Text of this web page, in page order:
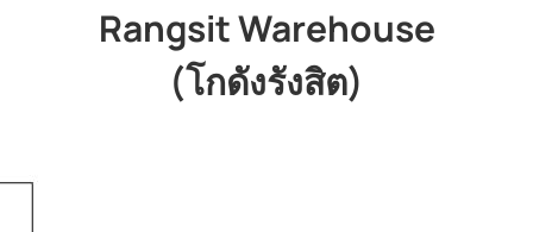
Rangsit Warehouse
(โกดังรังสิต)